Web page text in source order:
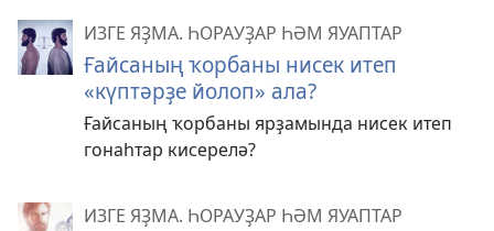
ИЗГЕ ЯҘМА. ҺОРАУҘАР ҺӘМ ЯУАПТАР
Ғайсаның ҡорбаны нисек итеп
«күптәрҙе йолоп» ала?
Ғайсаның ҡорбаны ярҙамында нисек итеп
гонаһтар кисерелә?
ИЗГЕ ЯҘМА. ҺОРАУҘАР ҺӘМ ЯУАПТАР